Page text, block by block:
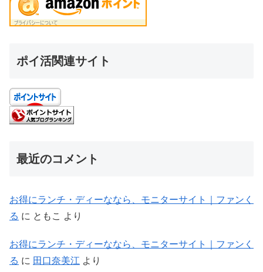
ポイ活関連サイト
最近のコメント
お得にランチ・ディーななら、モニターサイト｜ファンく
る に ともこ より
お得にランチ・ディーななら、モニターサイト｜ファンく
る に 田口奈美江 より